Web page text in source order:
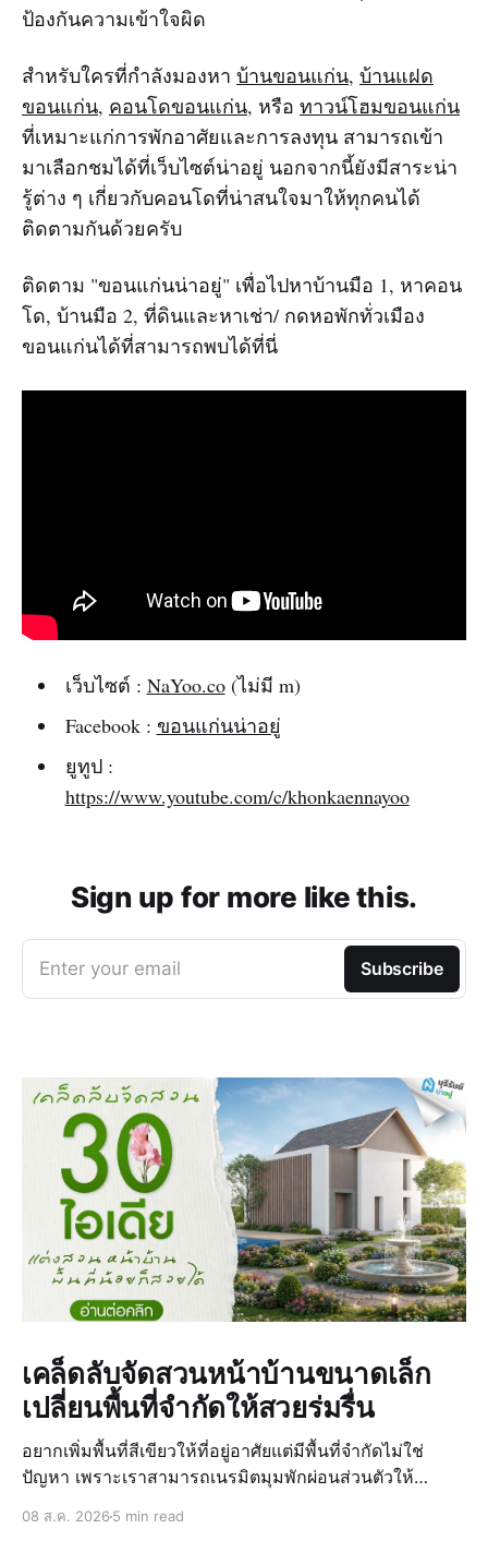
ป้องกันความเข้าใจผิด
สำหรับใครที่กำลังมองหา บ้านขอนแก่น, บ้านแฝด
ขอนแก่น, คอนโดขอนแก่น, หรือ ทาวน์โฮมขอนแก่น
ที่เหมาะแก่การพักอาศัยและการลงทุน สามารถเข้า
มาเลือกชมได้ที่เว็บไซต์น่าอยู่ นอกจากนี้ยังมีสาระน่า
รู้ต่าง ๆ เกี่ยวกับคอนโดที่น่าสนใจมาให้ทุกคนได้
ติดตามกันด้วยครับ
ติดตาม "ขอนแก่นน่าอยู่" เพื่อไปหาบ้านมือ 1, หาคอน
โด, บ้านมือ 2, ที่ดินและหาเช่า/ กดหอพักทั่วเมือง
ขอนแก่นได้ที่สามารถพบได้ที่นี่
เว็บไซต์ : NaYoo.co(ไม่มี m)
Facebook : ขอนแก่นน่าอยู่
ยูทูป :
https://www.youtube.com/c/khonkaennayoo
Sign up for more like this.
Enter your email Subscribe
เคล็ดลับจัดสวนหน้าบ้านขนาดเล็ก
เปลี่ยนพื้นที่จำกัดให้สวยร่มรื่น
อยากเพิ่มพื้นที่สีเขียวให้ที่อยู่อาศัยแต่มีพื้นที่จำกัดไม่ใช่
ปัญหา เพราะเราสามารถเนรมิตมุมพักผ่อนส่วนตัวให้
08 ส.ค. 2026 5 min read